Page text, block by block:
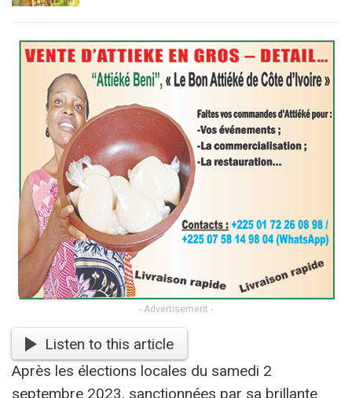
- Advertisement -
Listen to this article
Après les élections locales du samedi 2
septembre 2023, sanctionnées par sa brillante